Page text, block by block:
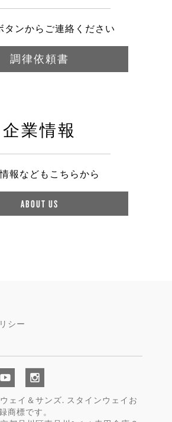
タンからご連絡ください
調律依頼書
企業情報
報などもこちらから
ABOUT US
シー
ェイ＆サンズ. スタインウェイお
商標です。